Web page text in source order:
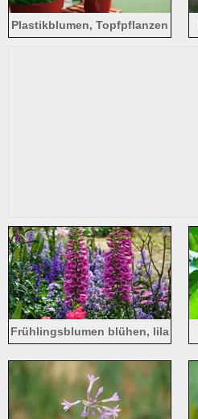
Plastikblumen, Topfpflanzen
Frühlingsblumen blühen, lila